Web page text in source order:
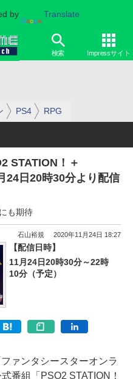
by Translate
検索 Impressサイト
PS4 RPG
STATION！＋
24日20時30分より配信
も期待
石山裕規 2020年11月24日 18:27
【配信日時】
11月24日20時30分～22時
10分（予定）
ァンタシースターオンラ
番組「PSO2 STATION！